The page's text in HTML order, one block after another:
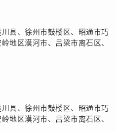
县、徐州市鼓楼区、昭通市巧
地区漠河市、吕梁市离石区、
县、徐州市鼓楼区、昭通市巧
地区漠河市、吕梁市离石区、